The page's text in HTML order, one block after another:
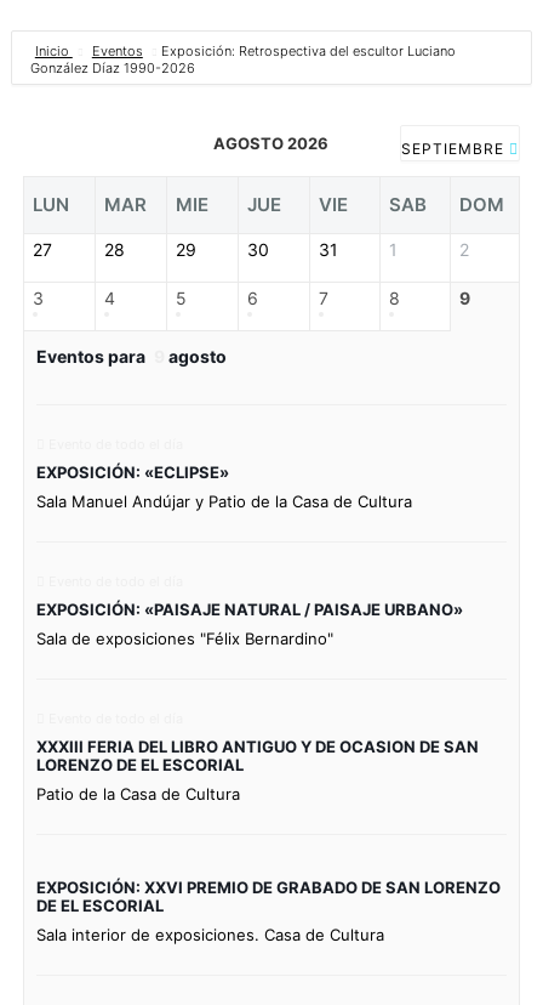
Inicio Eventos
Exposición: Retrospectiva del escultor Luciano
González Díaz 1990-2026
AGOSTO 2026 SEPTIEMBRE
LUN MAR MIE JUE VIE SAB DOM
27 28 29 30 31 1 2
3 4 5 6 7 8 9
Eventos para agosto
EXPOSICIÓN: «ECLIPSE»
Sala Manuel Andújar y Patio de la Casa de Cultura
EXPOSICIÓN: «PAISAJE NATURAL / PAISAJE URBANO»
Sala de exposiciones "Félix Bernardino"
XXXIII FERIA DEL LIBRO ANTIGUO Y DE OCASION DE SAN
LORENZO DE EL ESCORIAL
Patio de la Casa de Cultura
EXPOSICIÓN: XXVI PREMIO DE GRABADO DE SAN LORENZO
DE EL ESCORIAL
Sala interior de exposiciones. Casa de Cultura